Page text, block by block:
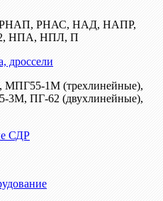
РНАС, НАД, НАПР,
НПА, НПЛ, П
дроссели
1М (трехлинейные),
ПГ-62 (двухлинейные),
СДР